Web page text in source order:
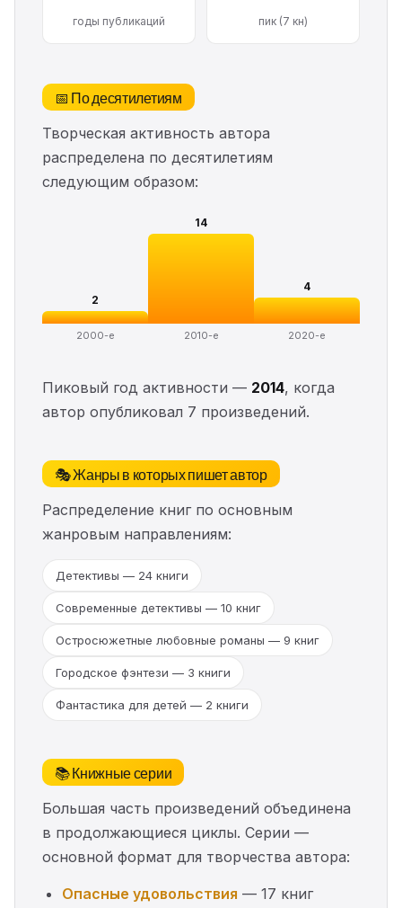
годы публикаций пик (7 кн)
📅 По десятилетиям
Творческая активность автора
распределена по десятилетиям
следующим образом:
2
2000-е
14
2010-е
4
2020-е
Пиковый год активности — 2014, когда
автор опубликовал 7 произведений.
🎭 Жанры в которых пишет автор
Распределение книг по основным
жанровым направлениям:
Детективы — 24 книги
Современные детективы — 10 книг
Остросюжетные любовные романы — 9 книг
Городское фэнтези — 3 книги
Фантастика для детей — 2 книги
📚 Книжные серии
Большая часть произведений объединена
в продолжающиеся циклы. Серии —
основной формат для творчества автора:
Опасные удовольствия — 17 книг